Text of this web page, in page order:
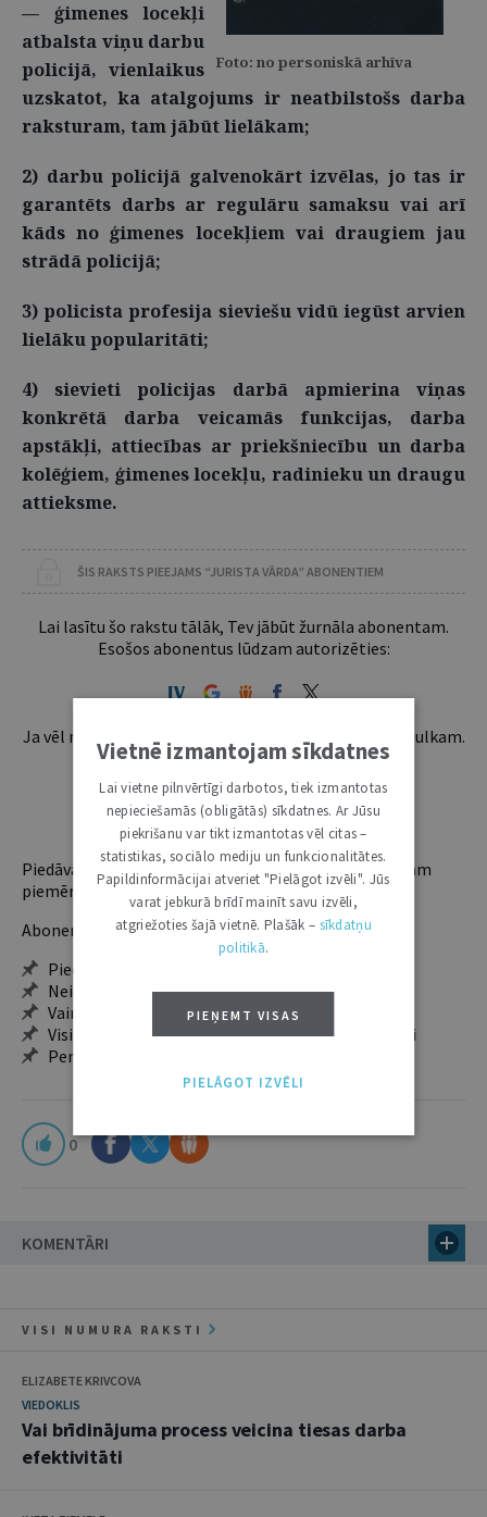
Foto: no personiskā arhīva
— ģimenes locekļi
atbalsta viņu darbu
policijā, vienlaikus
uzskatot, ka atalgojums ir neatbilstošs darba
raksturam, tam jābūt lielākam;
2) darbu policijā galvenokārt izvēlas, jo tas ir
garantēts darbs ar regulāru samaksu vai arī
kāds no ģimenes locekļiem vai draugiem jau
strādā policijā;
3) policista profesija sieviešu vidū iegūst arvien
lielāku popularitāti;
4) sievieti policijas darbā apmierina
viņas
konkrētā darba veicamās funkcijas, darba
apstākļi, attiecības ar priekšniecību un darba
kolēģiem, ģimenes locekļu, radinieku un draugu
attieksme.
ŠIS RAKSTS PIEEJAMS “JURISTA VĀRDA” ABONENTIEM
Lai lasītu šo rakstu tālāk, Tev jābūt žurnāla abonentam.
Esošos abonentus lūdzam autorizēties:
Ja vēl neesi abonents, aicinām pievienoties lasītāju pulkam.
Iegūsi tūlītēju piekļuvi digitālajam saturam!
ABONĒT
Piedāvājam trīs abonementu veidus. Vienam lietotājam
piemērotākais ir "Mazais" (3, 6 un 12 mēnešiem).
Abonentu ieguvumi:
Pieeja jaunākajam izdevumam
Neierobežota pieeja arhīvam – 24 h/7 d.
Vairāk nekā 18 000 rakstu un 2000 autoru
Visi tematiskie numuri un ikgadējie grāmatžurnāli
Personalizētās iespējas – piezīmes, citāti, mapes
0
KOMENTĀRI
VISI NUMURA RAKSTI
ELIZABETE KRIVCOVA
VIEDOKLIS
Vai brīdinājuma process veicina tiesas darba
efektivitāti
Vietnē izmantojam sīkdatnes
Lai vietne pilnvērtīgi darbotos, tiek izmantotas
nepieciešamās (obligātās) sīkdatnes. Ar Jūsu
piekrišanu var tikt izmantotas vēl citas –
statistikas, sociālo mediju un funkcionalitātes.
Papildinformācijai atveriet "Pielāgot izvēli". Jūs
varat jebkurā brīdī mainīt savu izvēli,
atgriežoties šajā vietnē. Plašāk – sīkdatņu
politikā.
PIEŅEMT VISAS
PIELĀGOT IZVĒLI